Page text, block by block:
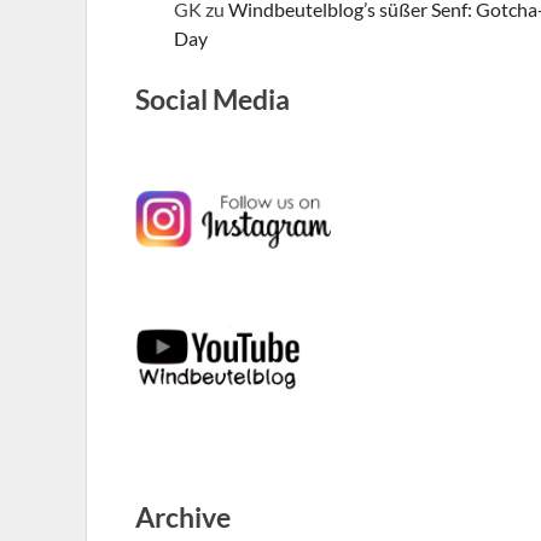
GK zu Windbeutelblog’s süßer Senf:
Day
Social Media
Archive